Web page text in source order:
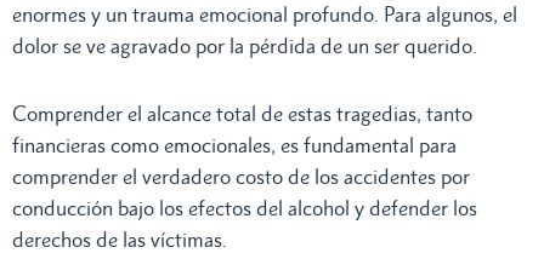
enormes y un trauma emocional profundo. Para algunos, el
dolor se ve agravado por la pérdida de un ser querido.
Comprender el alcance total de estas tragedias, tanto
financieras como emocionales, es fundamental para
comprender el verdadero costo de los accidentes por
conducción bajo los efectos del alcohol y defender los
derechos de las víctimas.